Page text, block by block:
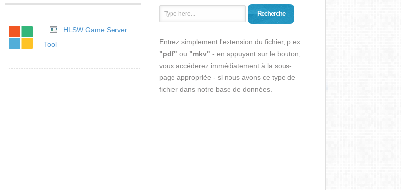
HLSW Game Server
Tool
Recherche
Entrez simplement l'extension du fichier, p.ex.
"pdf" ou "mkv" - en appuyant sur le bouton,
vous accéderez immédiatement à la sous-
page appropriée - si nous avons ce type de
fichier dans notre base de données.